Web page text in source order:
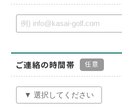
ご連絡の時間帯 任意